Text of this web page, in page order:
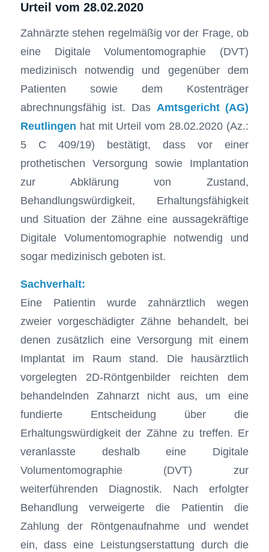
Urteil vom 28.02.2020
Zahnärzte stehen regelmäßig vor der Frage, ob
eine Digitale Volumentomographie (DVT)
medizinisch notwendig und gegenüber dem
Patienten sowie dem Kostenträger
abrechnungsfähig ist. Das Amtsgericht (AG)
Reutlingen hat mit Urteil vom 28.02.2020 (Az.:
5 C 409/19) bestätigt, dass vor einer
prothetischen Versorgung sowie Implantation
zur Abklärung von Zustand,
Behandlungswürdigkeit, Erhaltungsfähigkeit
und Situation der Zähne eine aussagekräftige
Digitale Volumentomographie notwendig und
sogar medizinisch geboten ist.
Sachverhalt:
Eine Patientin wurde zahnärztlich wegen
zweier vorgeschädigter Zähne behandelt, bei
denen zusätzlich eine Versorgung mit einem
Implantat im Raum stand. Die hausärztlich
vorgelegten 2D-Röntgenbilder reichten dem
behandelnden Zahnarzt nicht aus, um eine
fundierte Entscheidung über die
Erhaltungswürdigkeit der Zähne zu treffen. Er
veranlasste deshalb eine Digitale
Volumentomographie (DVT) zur
weiterführenden Diagnostik. Nach erfolgter
Behandlung verweigerte die Patientin die
Zahlung der Röntgenaufnahme und wendet
ein, dass eine Leistungserstattung durch die